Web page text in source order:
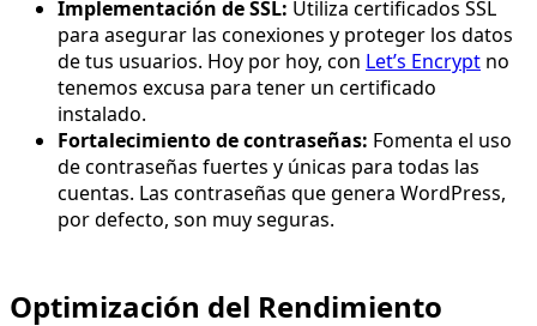
Implementación de SSL: Utiliza certificados SSL
para asegurar las conexiones y proteger los datos
de tus usuarios. Hoy por hoy, con Let’s Encrypt no
tenemos excusa para tener un certificado
instalado.
Fortalecimiento de contraseñas: Fomenta el uso
de contraseñas fuertes y únicas para todas las
cuentas. Las contraseñas que genera WordPress,
por defecto, son muy seguras.
Optimización del Rendimiento